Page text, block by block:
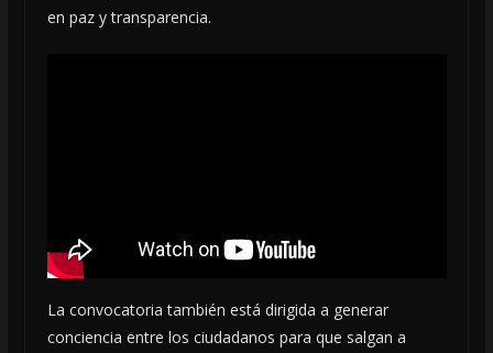
en paz y transparencia.
La convocatoria también está dirigida a generar
conciencia entre los ciudadanos para que salgan a